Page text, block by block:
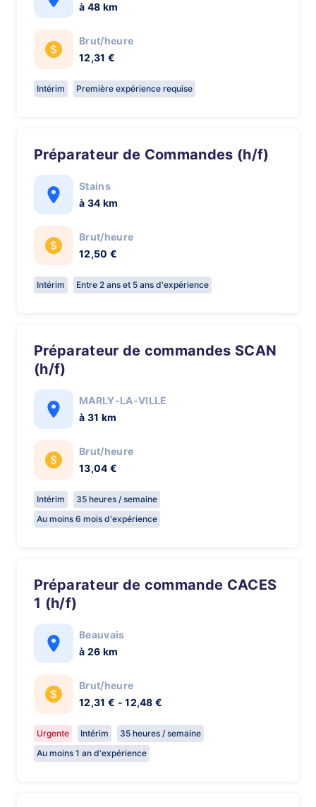
à 48 km
Brut/heure
12,31 €
Intérim Première expérience requise
Préparateur de Commandes (h/f)
Stains
à 34 km
Brut/heure
12,50 €
Intérim Entre 2 ans et 5 ans d'expérience
Préparateur de commandes SCAN
(h/f)
MARLY-LA-VILLE
à 31 km
Brut/heure
13,04 €
Intérim
35 heures / semaine
Au moins 6 mois d'expérience
Préparateur de commande CACES
1 (h/f)
Beauvais
à 26 km
Brut/heure
12,31 € - 12,48 €
Urgente Intérim
35 heures / semaine
Au moins 1 an d'expérience